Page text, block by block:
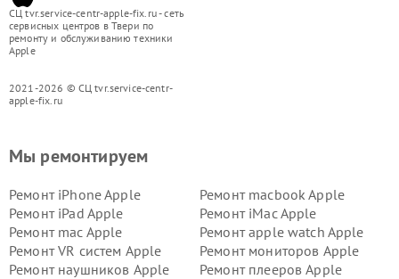
СЦ tvr.service-centr-apple-fix.ru - сеть
сервисных центров в Твери по
ремонту и обслуживанию техники
Apple
2021-2026 © СЦ tvr.service-centr-
apple-fix.ru
Мы ремонтируем
Ремонт iPhone Apple
Ремонт macbook Apple
Ремонт iPad Apple
Ремонт iMac Apple
Ремонт mac Apple
Ремонт apple watch Apple
Ремонт VR систем Apple
Ремонт мониторов Apple
Ремонт наушников Apple
Ремонт плееров Apple